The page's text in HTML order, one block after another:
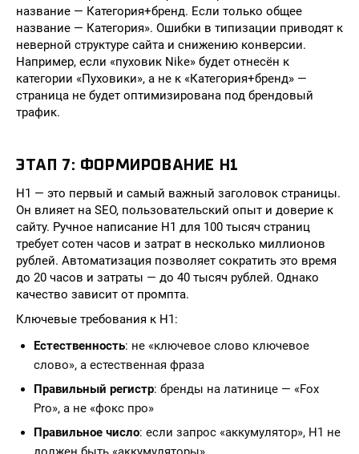
название — Категория+бренд. Если только общее
название — Категория». Ошибки в типизации приводят к
неверной структуре сайта и снижению конверсии.
Например, если «пуховик Nike» будет отнесён к
категории «Пуховики», а не к «Категория+бренд» —
страница не будет оптимизирована под брендовый
трафик.
ЭТАП 7: ФОРМИРОВАНИЕ H1
H1 — это первый и самый важный заголовок страницы.
Он влияет на SEO, пользовательский опыт и доверие к
сайту. Ручное написание H1 для 100 тысяч страниц
требует сотен часов и затрат в несколько миллионов
рублей. Автоматизация позволяет сократить это время
до 20 часов и затраты — до 40 тысяч рублей. Однако
качество зависит от промпта.
Ключевые требования к H1:
Естественность: не «ключевое слово ключевое
слово», а естественная фраза
Правильный регистр: бренды на латинице — «Fox
Pro», а не «фокс про»
Правильное число: если запрос «аккумулятор», H1 не